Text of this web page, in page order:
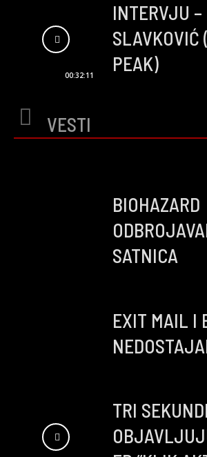
00:32:11
INTERVJU –
SLAVKOVIĆ
PEAK)
VESTI
BIOHAZARD
SATNICA
EXIT MAIL I
TRI